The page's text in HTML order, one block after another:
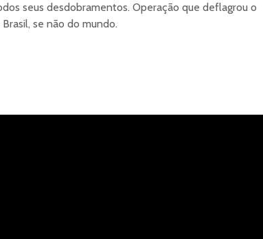
seus desdobramentos. Operação que deflagrou o
se não do mundo.